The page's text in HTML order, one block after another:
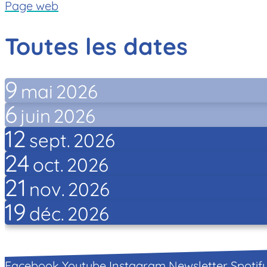
Page web
Toutes les dates
9 mai 2026
6 juin 2026
12 sept. 2026
24oct. 2026
21 nov. 2026
19 déc. 2026